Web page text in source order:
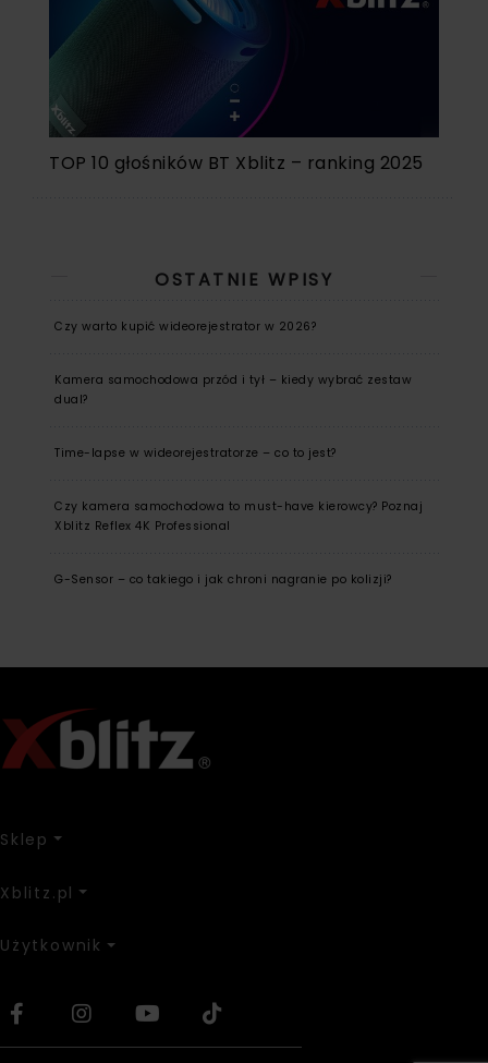
TOP 10 głośników BT Xblitz – ranking 2025
OSTATNIE WPISY
Czy warto kupić wideorejestrator w 2026?
Kamera samochodowa przód i tył – kiedy wybrać zestaw
dual?
Time-lapse w wideorejestratorze – co to jest?
Czy kamera samochodowa to must-have kierowcy? Poznaj
Xblitz Reflex 4K Professional
G-Sensor – co takiego i jak chroni nagranie po kolizji?
Sklep
Xblitz.pl
Użytkownik